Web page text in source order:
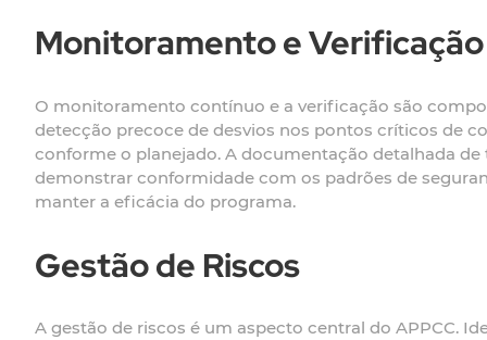
Monitoramento e Verificação
O monitoramento contínuo e a verificação são
detecção precoce de desvios nos pontos críticos de
conforme o planejado. A documentação detalhada
demonstrar conformidade com os padrões de
manter a eficácia do programa.
Gestão de Riscos
A gestão de riscos é um aspecto central do APPCC.